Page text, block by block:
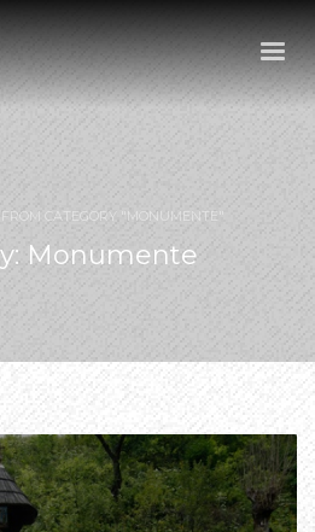
CATEGORY "MONUMENTE"
Monumente